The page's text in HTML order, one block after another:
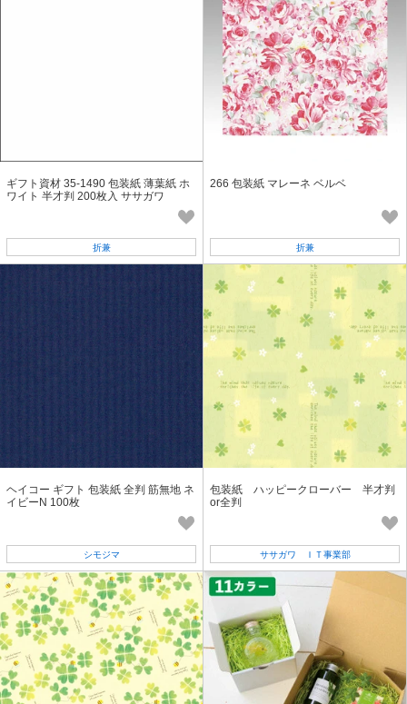
ギフト資材 35-1490 包装紙 薄葉紙 ホ
ワイト 半才判 200枚入 ササガワ
折兼
266 包装紙 マレーネ ベルベ
折兼
ヘイコー ギフト 包装紙 全判 筋無地 ネ
イビーN 100枚
シモジマ
包装紙 ハッピークローバー 半才判
or全判
ササガワ ＩＴ事業部